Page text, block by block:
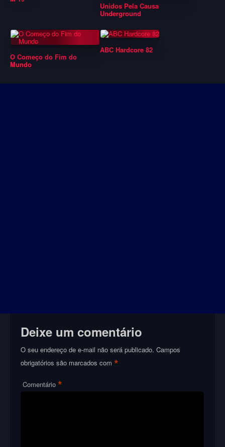
Unidos Pela Causa
Underground
O Começo do Fim do
Mundo
ABC Hardcore 82
Deixe um comentário
O seu endereço de e-mail não será publicado. Campos
obrigatórios são marcados com*
Comentário *